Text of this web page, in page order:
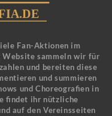
Fan-Aktionen im
Website sammeln wir für
und bereiten diese
und summieren
und Choreografien in
findet ihr nützliche
auf den Vereinsseiten